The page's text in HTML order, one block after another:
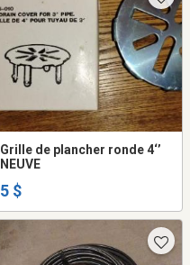
Grille de plancher ronde 4‘’
NEUVE
5 $